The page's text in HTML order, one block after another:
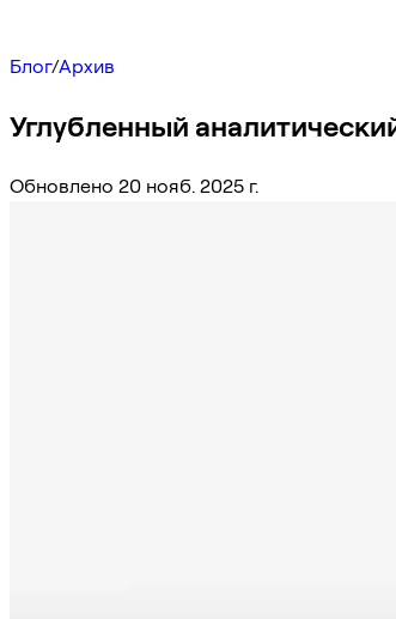
Блог/Архив
Углубленный
Обновлено 20 нояб. 2025 г.